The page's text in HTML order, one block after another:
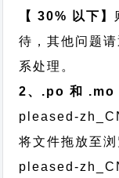
【 30% 以下】
待，其他问题
系处理。
2、.po 和 .mo
pleased-
将文件拖放至
pleased-